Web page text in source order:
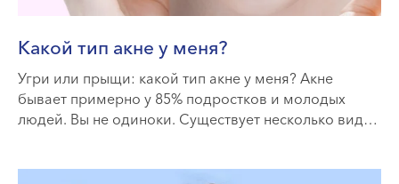
Какой тип акне у меня?
Угри или прыщи: какой тип акне у меня? Акне
бывает примерно у 85% подростков и молодых
людей. Вы не одиноки. Существует несколько видов